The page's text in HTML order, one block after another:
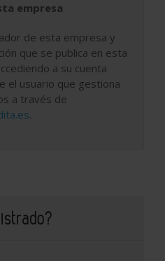
empresa
de esta empresa y
que se publica en esta
a su cuenta
el usuario que gestiona
a través de
.